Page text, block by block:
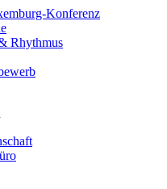
Konferenz
Rhythmus